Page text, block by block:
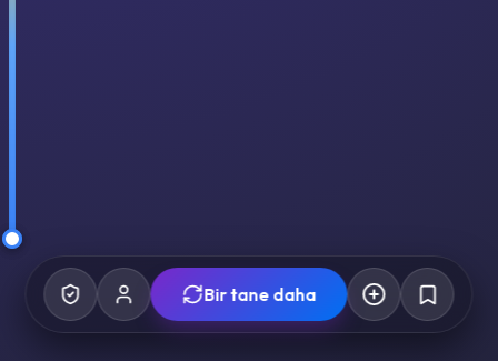
Bir tane daha